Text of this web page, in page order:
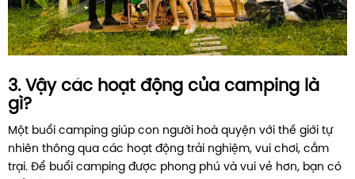
3. Vậy các hoạt động của camping là
gì?
Một buổi camping giúp con người hoà quyện với thế giới tự
nhiên thông qua các hoạt động trải nghiệm, vui chơi, cắm
trại. Để buổi camping được phong phú và vui vẻ hơn, bạn có